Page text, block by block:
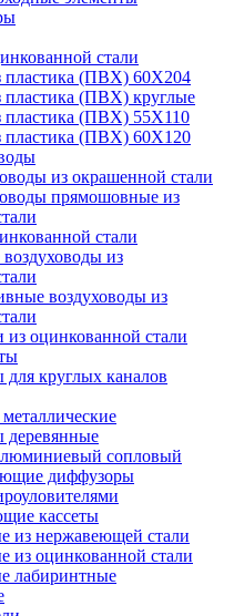
стали
пластика (ПВХ) 60Х204
пластика (ПВХ) круглые
пластика (ПВХ) 55Х110
пластика (ПВХ) 60Х120
из окрашенной стали
прямошовные из
стали
из
воздуховоды из
оцинкованной стали
круглых каналов
деревянные
сопловый
диффузоры
кассеты
из нержавеющей стали
из оцинкованной стали
лабиринтные